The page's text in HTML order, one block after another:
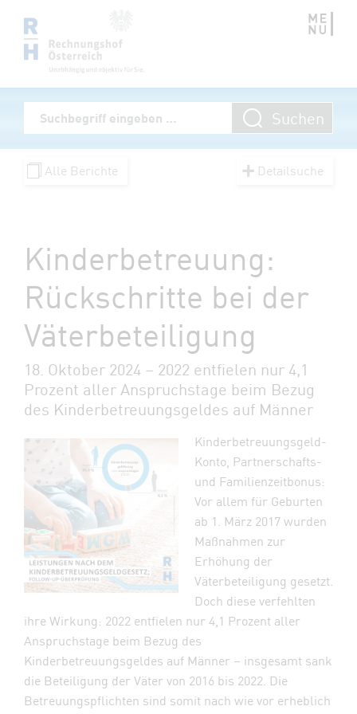
Zum Inhalt springen
Volltextsuche
Suchbegriff eingeben
Suchen
Alle Berichte Detailsuche
Kinderbetreuung:
Rückschritte bei der
Väterbeteiligung
18. Oktober 2024 – 2022 entfielen nur 4,1
Prozent aller Anspruchstage beim Bezug
des Kinderbetreuungsgeldes auf Männer
Kinderbetreuungsgeld-
Konto, Partnerschafts-
und Familienzeitbonus:
Vor allem für Geburten
ab 1. März 2017 wurden
Maßnahmen zur
Erhöhung der
Väterbeteiligung gesetzt.
Doch diese verfehlten
ihre Wirkung: 2022 entfielen nur 4,1 Prozent aller
Anspruchstage beim Bezug des
Kinderbetreuungsgeldes auf Männer – insgesamt sank
die Beteiligung der Väter von 2016 bis 2022. Die
Betreuungspflichten sind somit nach wie vor erheblich